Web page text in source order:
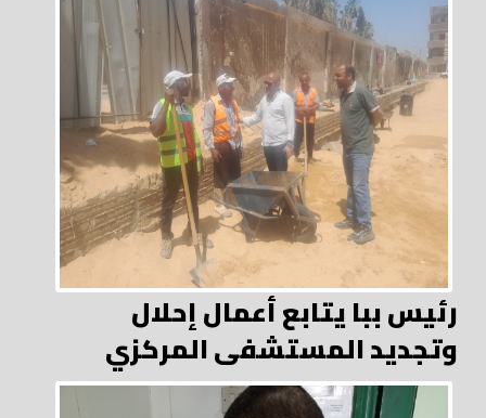
رئيس ببا يتابع أعمال إحلال
وتجديد المستشفى المركزي